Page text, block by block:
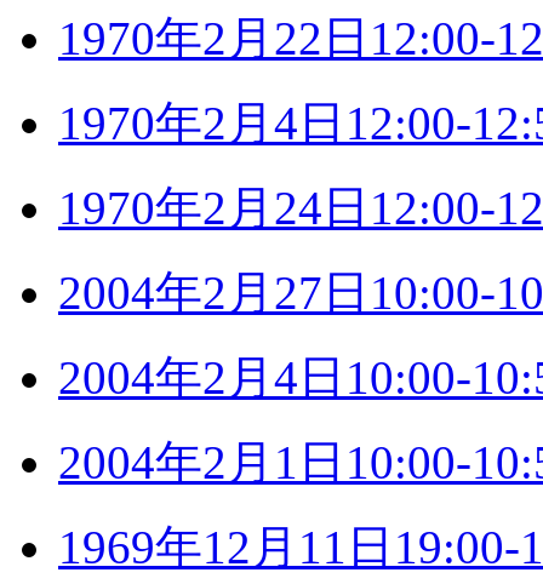
1970年2月22日12:00-
1970年2月4日12:00-
1970年2月24日12:00-
2004年2月27日10:00-
2004年2月4日10:00-
2004年2月1日10:00-
1969年12月11日